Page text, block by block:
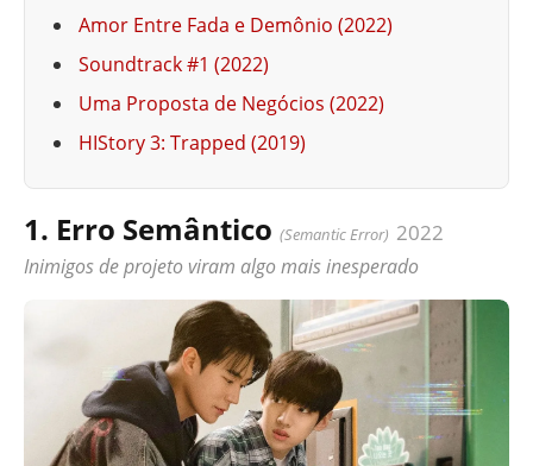
Amor Entre Fada e Demônio (2022)
Soundtrack #1 (2022)
Uma Proposta de Negócios (2022)
HIStory 3: Trapped (2019)
1. Erro Semântico (Semantic Error) 2022
Inimigos de projeto viram algo mais inesperado